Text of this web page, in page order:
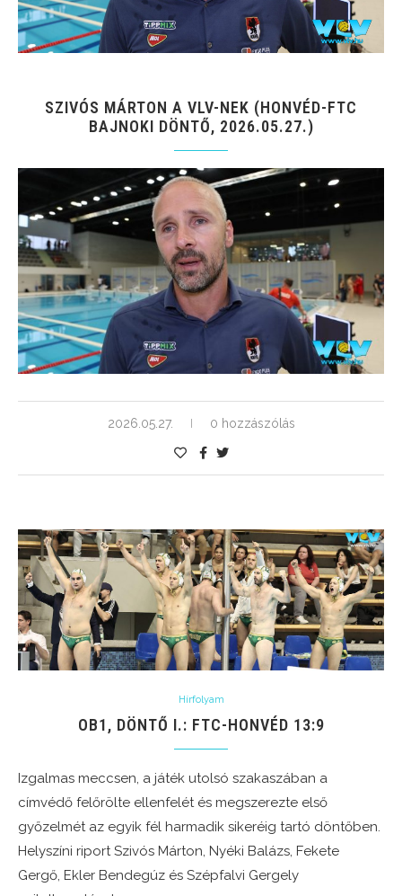
SZIVÓS MÁRTON A VLV-NEK (HONVÉD-FTC
BAJNOKI DÖNTŐ, 2026.05.27.)
2026.05.27. 0 hozzászólás
Hírfolyam
OB1, DÖNTŐ I.: FTC-HONVÉD 13:9
Izgalmas meccsen, a játék utolsó szakaszában a
címvédő felőrölte ellenfelét és megszerezte első
győzelmét az egyik fél harmadik sikeréig tartó döntőben.
Helyszíni riport Szivós Márton, Nyéki Balázs, Fekete
Gergő, Ekler Bendegúz és Szépfalvi Gergely